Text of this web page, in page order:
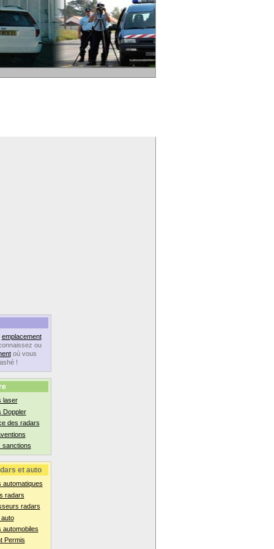
emplacement
ou
où vous
!
laser
Doppler
des radars
sanctions
et auto
automatiques
radars
radars
automobiles
Permis